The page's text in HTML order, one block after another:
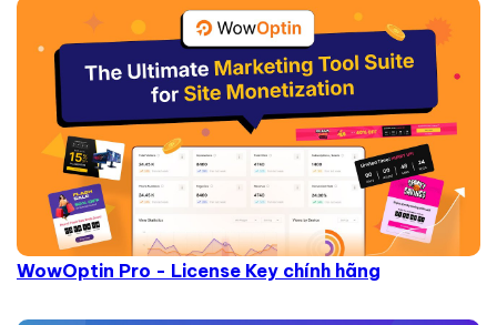
WowOptin Pro - License Key chính hãng